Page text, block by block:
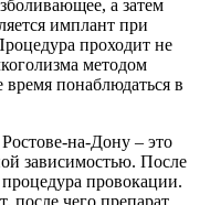
а затем
имплант при
проходит не
методом
понаблюдаться в
на-Дону – это
зависимостью. После
провокации.
после чего препарат